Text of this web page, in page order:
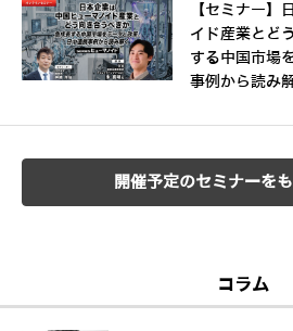
【セミナー】
イド産業とど
する中国市場
事例から読み
開催予定のセミナーを
コラム